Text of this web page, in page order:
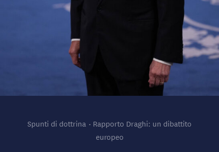
Spunti di dottrina
Rapporto Draghi: un dibattito
europeo